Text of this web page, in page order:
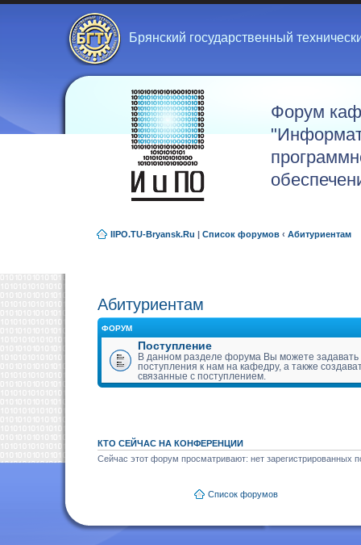
Брянский государственный
Форум
IIPO.TU-Bryansk.Ru | Список форумов ‹ Абитуриентам
Абитуриентам
ФОРУМ
Поступление
В данном разделе форума Вы можете
поступления к нам на кафедру, а также
связанные с поступлением.
КТО СЕЙЧАС НА КОНФЕРЕНЦИИ
Сейчас этот форум просматривают: нет зарегистрированных
Список форумов